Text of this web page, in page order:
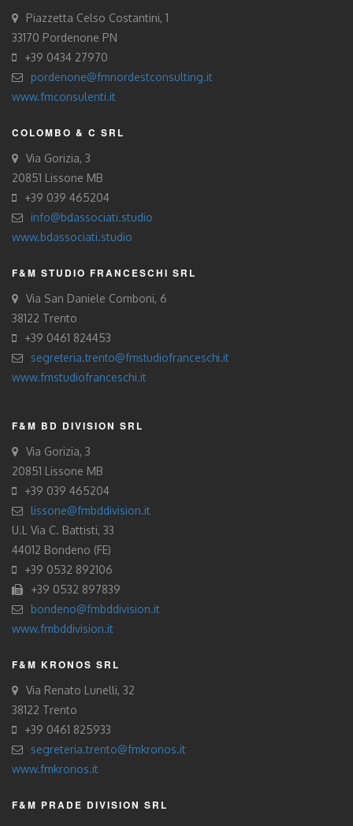
Piazzetta Celso Costantini, 1
33170 Pordenone PN
+39 0434 27970
pordenone@fmnordestconsulting.it
www.fmconsulenti.it
COLOMBO & C SRL
Via Gorizia, 3
20851 Lissone MB
+39 039 465204
info@bdassociati.studio
www.bdassociati.studio
F&M STUDIO FRANCESCHI SRL
Via San Daniele Comboni, 6
38122 Trento
+39 0461 824453
segreteria.trento@fmstudiofranceschi.it
www.fmstudiofranceschi.it
F&M BD DIVISION SRL
Via Gorizia, 3
20851 Lissone MB
+39 039 465204
lissone@fmbddivision.it
U.L Via C. Battisti, 33
44012 Bondeno (FE)
+39 0532 892106
+39 0532 897839
bondeno@fmbddivision.it
www.fmbddivision.it
F&M KRONOS SRL
Via Renato Lunelli, 32
38122 Trento
+39 0461 825933
segreteria.trento@fmkronos.it
www.fmkronos.it
F&M PRADE DIVISION SRL